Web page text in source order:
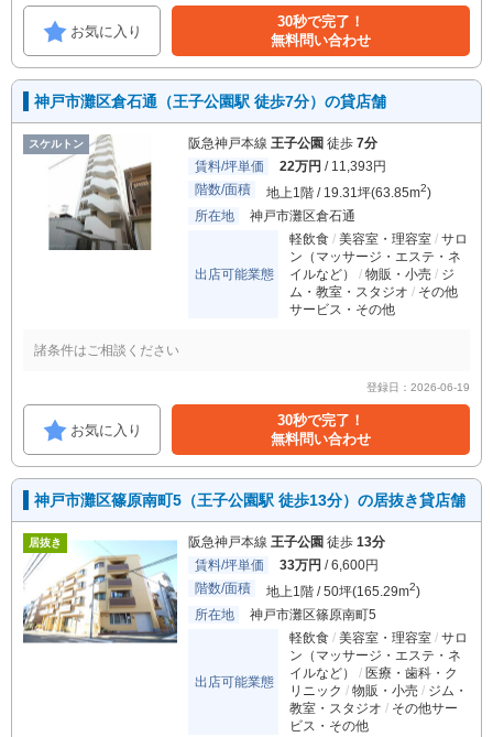
お気に入り
30秒で完了！
無料問い合わせ
神戸市灘区倉石通（王子公園駅 徒歩7分）の貸店舗
スケルトン 阪急神戸本線 王子公園 徒歩 7分
賃料/坪単価
22万円 / 11,393円
階数/面積
地上1階 / 19.31坪(63.85m2)
所在地
神戸市灘区倉石通
出店可能業態
軽飲食 美容室・理容室
サロ
ン（マッサージ・エステ・ネ
イルなど）
物販・小売
ジ
ム・教室・スタジオ
その他
サービス・その他
諸条件はご相談ください
登録日：2026-06-19
お気に入り
30秒で完了！
無料問い合わせ
神戸市灘区篠原南町5（王子公園駅 徒歩13分）の居抜き貸店舗
居抜き 阪急神戸本線 王子公園 徒歩 13分
賃料/坪単価
33万円 / 6,600円
階数/面積
地上1階 / 50坪(165.29m2)
所在地
神戸市灘区篠原南町5
出店可能業態
軽飲食 美容室・理容室
サロ
ン（マッサージ・エステ・ネ
イルなど）
医療・歯科・ク
リニック
物販・小売
ジム・
教室・スタジオ
その他サー
ビス・その他